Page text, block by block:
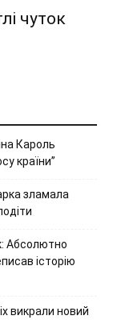
чуток
Кароль
країни”
зламала
Абсолютно
історію
викрали новий